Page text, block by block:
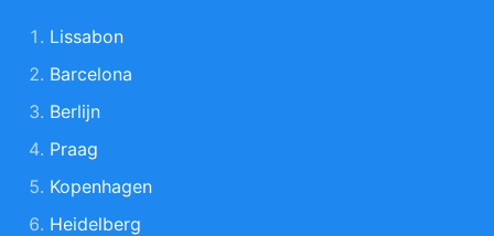
Lissabon
Barcelona
Berlijn
Praag
Kopenhagen
Heidelberg